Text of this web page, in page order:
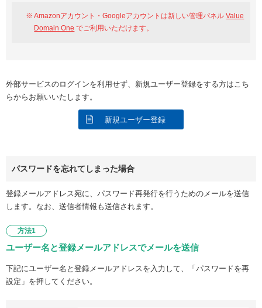
Amazonアカウント・Googleアカウントは新しい管理パネルValue
Domain One でご利用いただけます。
外部サービスのログインを利用せず、新規ユーザー登録をする方はこち
らからお願いいたします。
新規ユーザー登録
パスワードを忘れてしまった場合
登録メールアドレス宛に、パスワード再発行を行うためのメールを送信
します。なお、送信者情報も送信されます。
方法1
ユーザー名と登録メールアドレスでメールを送信
下記にユーザー名と登録メールアドレスを入力して、「パスワードを再
設定」を押してください。